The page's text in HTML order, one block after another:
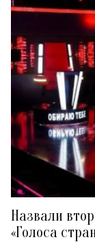
Назвали
«Голоса